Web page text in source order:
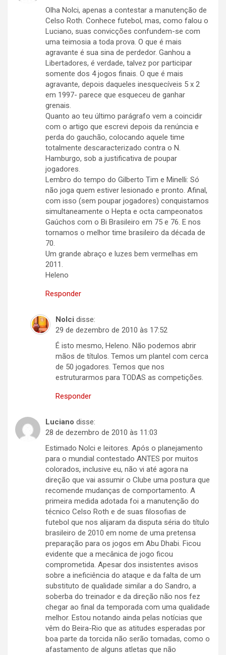
Olha Nolci, apenas a contestar a manutenção de
Celso Roth. Conhece futebol, mas, como falou o
Luciano, suas convicções confundem-se com
uma teimosia a toda prova. O que é mais
agravante é sua sina de perdedor. Ganhou a
Libertadores, é verdade, talvez por participar
somente dos 4 jogos finais. O que é mais
agravante, depois daqueles inesquecíveis 5 x 2
em 1997- parece que esqueceu de ganhar
grenais.
Quanto ao teu último parágrafo vem a coincidir
com o artigo que escrevi depois da renúncia e
perda do gauchão, colocando aquele time
totalmente descaracterizado contra o N.
Hamburgo, sob a justificativa de poupar
jogadores.
Lembro do tempo do Gilberto Tim e Minelli: Só
não joga quem estiver lesionado e pronto. Afinal,
com isso (sem poupar jogadores) conquistamos
simultaneamente o Hepta e octa campeonatos
Gaúchos com o Bi Brasileiro em 75 e 76. E nos
tornamos o melhor time brasileiro da década de
70.
Um grande abraço e luzes bem vermelhas em
2011.
Heleno
Responder
Nolci disse:
29 de dezembro de 2010 às 17:52
É isto mesmo, Heleno. Não podemos abrir
mãos de títulos. Temos um plantel com cerca
de 50 jogadores. Temos que nos
estruturarmos para TODAS as competições.
Responder
Luciano disse:
28 de dezembro de 2010 às 11:03
Estimado Nolci e leitores. Após o planejamento
para o mundial contestado ANTES por muitos
colorados, inclusive eu, não vi até agora na
direção que vai assumir o Clube uma postura que
recomende mudanças de comportamento. A
primeira medida adotada foi a manutenção do
técnico Celso Roth e de suas filosofias de
futebol que nos alijaram da disputa séria do título
brasileiro de 2010 em nome de uma pretensa
preparação para os jogos em Abu Dhabi. Ficou
evidente que a mecânica de jogo ficou
comprometida. Apesar dos insistentes avisos
sobre a ineficiência do ataque e da falta de um
substituto de qualidade similar a do Sandro, a
soberba do treinador e da direção não nos fez
chegar ao final da temporada com uma qualidade
melhor. Estou notando ainda pelas notícias que
vêm do Beira-Rio que as atitudes esperadas por
boa parte da torcida não serão tomadas, como o
afastamento de alguns atletas que não